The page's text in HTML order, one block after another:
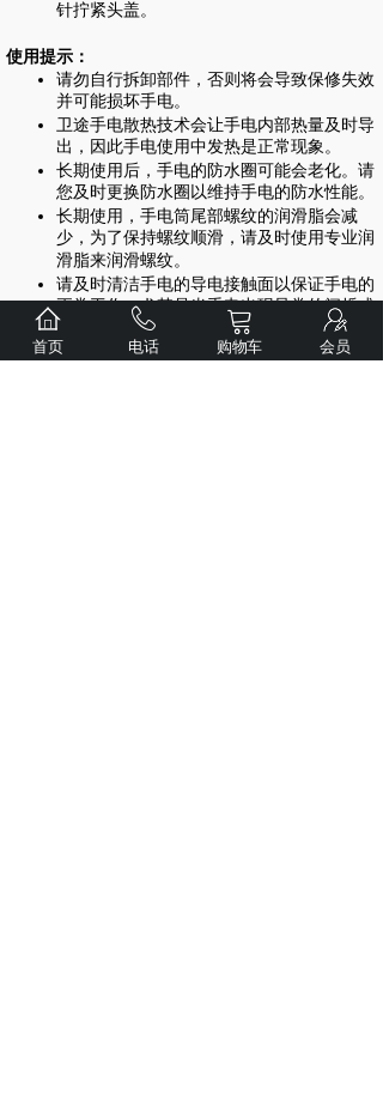
针拧紧头盖。
使用提示：
请勿自行拆卸部件，否则将会导致保修失效
并可能损坏手电。
卫途手电散热技术会让手电内部热量及时导
出，因此手电使用中发热是正常现象。
长期使用后，手电的防水圈可能会老化。请
您及时更换防水圈以维持手电的防水性能。
长期使用，手电筒尾部螺纹的润滑脂会减
少，为了保持螺纹顺滑，请及时使用专业润
滑脂来润滑螺纹。
请及时清洁手电的导电接触面以保证手电的
正常工作，尤其是当手电出现异常的闪烁或
者无法点亮的时候，有可能是接触面有污渍
导致，尝试用酒精棉签清洁导电接触面。
首页 电话 购物车 会员